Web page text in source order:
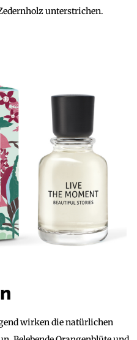
unterstrichen.
wirken die natürlichen